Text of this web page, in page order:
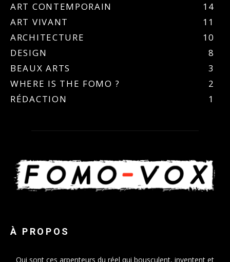
ART CONTEMPORAIN
14
ART VIVANT
11
ARCHITECTURE
10
DESIGN
8
BEAUX ARTS
3
WHERE IS THE FOMO ?
2
RÉDACTION
1
À PROPOS
Qui sont ces arpenteurs du réel qui bousculent, inventent et